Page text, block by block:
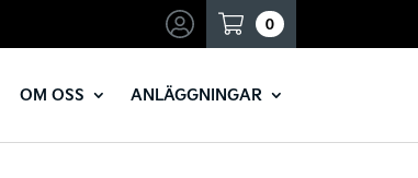
0
OM OSS ANLÄGGNINGAR